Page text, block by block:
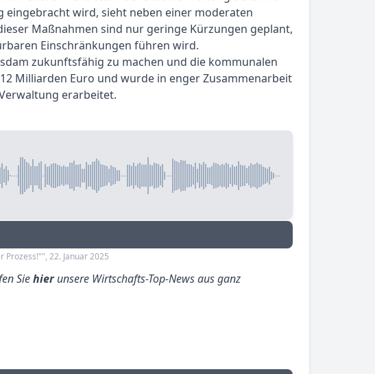
eingebracht wird, sieht neben einer moderaten
Maßnahmen sind nur geringe Kürzungen geplant,
Einschränkungen führen wird.
zukunftsfähig zu machen und die kommunalen
Milliarden Euro und wurde in enger Zusammenarbeit
erarbeitet.
22. Januar 2025
Siehierunsere Wirtschafts-Top-News aus ganz